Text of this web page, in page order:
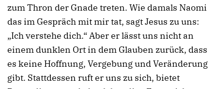
zum Thron der Gnade treten. Wie damals Naomi
das im Gespräch mit mir tat, sagt Jesus zu uns:
„Ich verstehe dich.“ Aber er lässt uns nicht an
einem dunklen Ort in dem Glauben zurück, dass
es keine Hoffnung, Vergebung und Veränderung
gibt. Stattdessen ruft er uns zu sich, bietet